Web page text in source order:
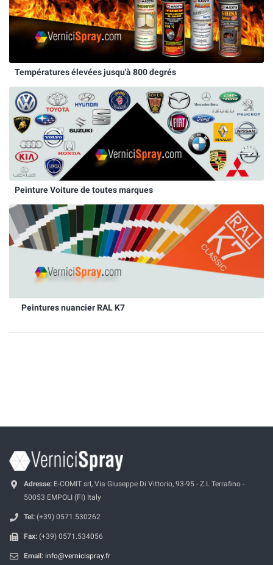
Températures élevées jusqu'à 800 degrés
Peinture Voiture de toutes marques
Peintures nuancier RAL K7
Adresse: E-COMIT srl, Via Giuseppe Di Vittorio, 93-95 - Z.I. Terrafino -
50053 EMPOLI (FI) Italy
Tel: (+39) 0571.530262
Fax: (+39) 0571.534056
Email: info@vernicispray.fr